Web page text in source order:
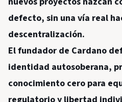
defecto, sin una vía real
descentralización.
El fundador de Cardano
identidad autosoberana,
conocimiento cero para